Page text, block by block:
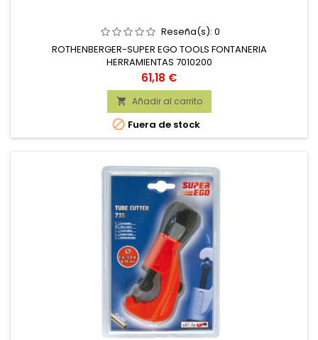
Reseña(s): 0
ROTHENBERGER-SUPER EGO TOOLS FONTANERIA
HERRAMIENTAS 7010200
Precio
61,18 €
 Añadir al carrito
 Fuera de stock